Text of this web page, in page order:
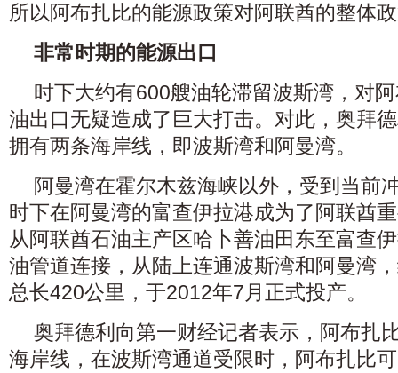
所以阿布扎比的能源政策对阿联酋的整体
非常时期的能源出口
时下大约有600艘油轮滞留波斯湾，对
油出口无疑造成了巨大打击。对此，奥拜
拥有两条海岸线，即波斯湾和阿曼湾。
阿曼湾在霍尔木兹海峡以外，受到当前
时下在阿曼湾的富查伊拉港成为了阿联酋
从阿联酋石油主产区哈卜善油田东至富查
油管道连接，从陆上连通波斯湾和阿曼湾
总长420公里，于2012年7月正式投产。
奥拜德利向第一财经记者表示，阿布扎
海岸线，在波斯湾通道受限时，阿布扎比